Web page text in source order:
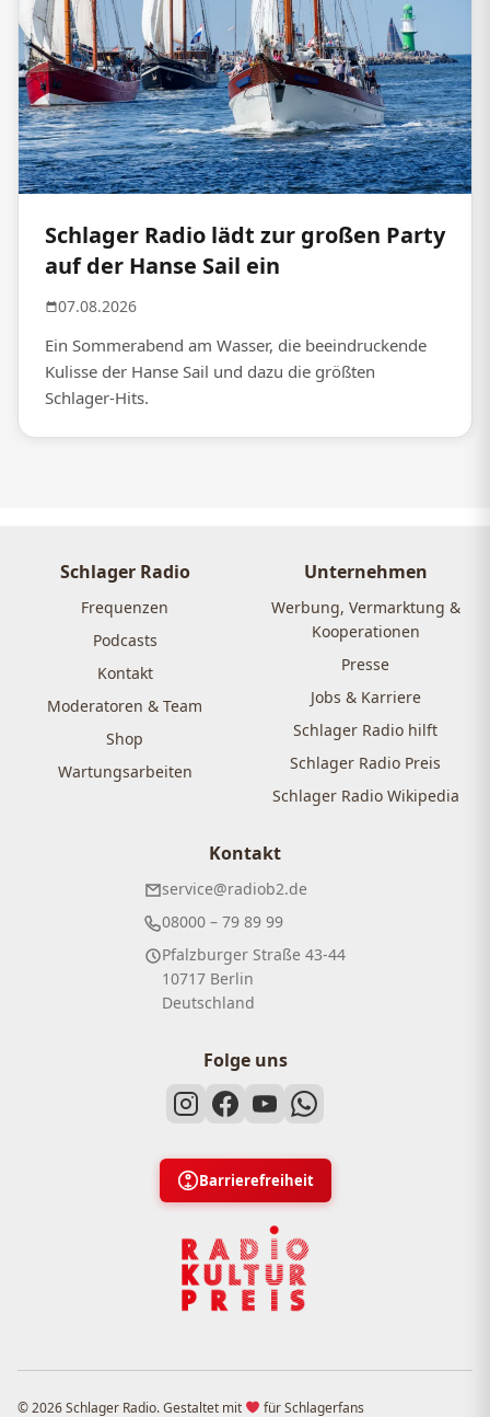
Schlager Radio lädt zur großen Party
auf der Hanse Sail ein
07.08.2026
Ein Sommerabend am Wasser, die beeindruckende
Kulisse der Hanse Sail und dazu die größten
Schlager-Hits.
Schlager Radio
Frequenzen
Podcasts
Kontakt
Moderatoren & Team
Shop
Wartungsarbeiten
Unternehmen
Werbung, Vermarktung &
Kooperationen
Presse
Jobs & Karriere
Schlager Radio hilft
Schlager Radio Preis
Schlager Radio Wikipedia
Kontakt
service@radiob2.de
08000 – 79 89 99
Pfalzburger Straße 43-44
10717 Berlin
Deutschland
Folge uns
Barrierefreiheit
© 2026 Schlager Radio. Gestaltet mit für Schlagerfans